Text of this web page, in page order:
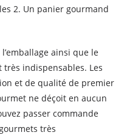
2. Un panier gourmand
ainsi que le
indispensables. Les
et de qualité de premier
ne déçoit en aucun
passer commande
très